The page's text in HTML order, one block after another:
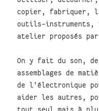
copier, fabriquer,
outils-
atelier proposés par
On y fait du son,
assemblages de
de l'électronique
aider les autres,